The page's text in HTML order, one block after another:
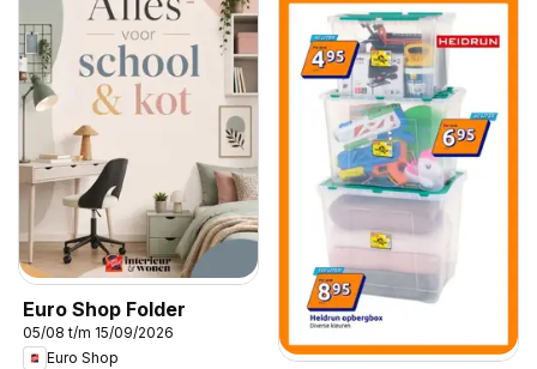
Euro Shop Folder
05/08 t/m 15/09/2026
Euro Shop